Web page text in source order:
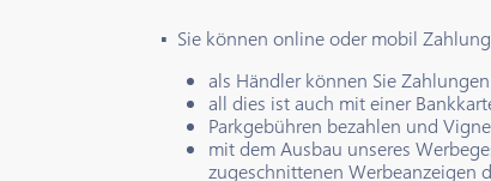
▪ Sie können online oder mobil
als Händler können Sie
all dies ist auch mit einer
Parkgebühren bezahlen und
mit dem Ausbau unseres
zugeschnittenen Werbeanzeigen